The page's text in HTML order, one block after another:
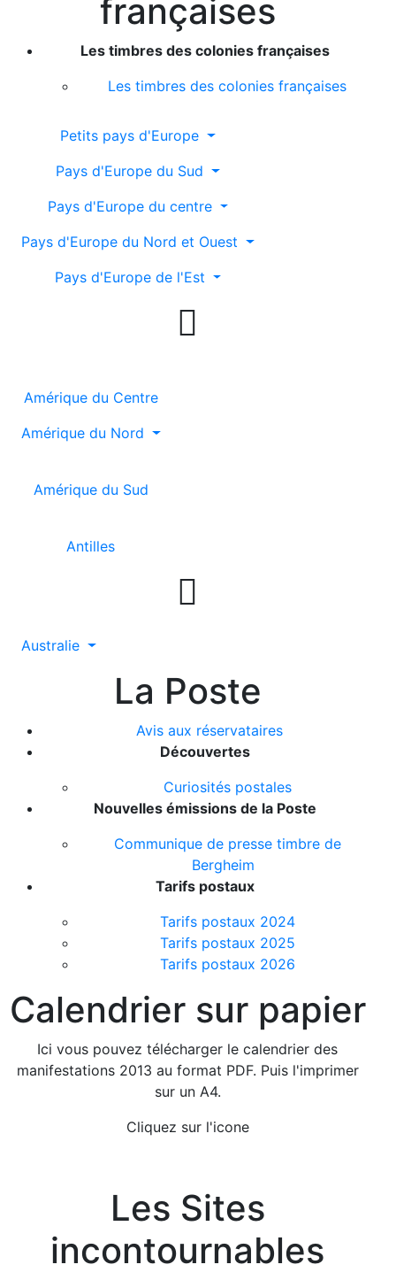
françaises
Les timbres des colonies françaises
Les timbres des colonies françaises
Petits pays d'Europe
Pays d'Europe du Sud
Pays d'Europe du centre
Pays d'Europe du Nord et Ouest
Pays d'Europe de l'Est

Amérique du Centre
Amérique du Nord
Amérique du Sud
Antilles

Australie
La Poste
Avis aux réservataires
Découvertes
Curiosités postales
Nouvelles émissions de la Poste
Communique de presse timbre de
Bergheim
Tarifs postaux
Tarifs postaux 2024
Tarifs postaux 2025
Tarifs postaux 2026
Calendrier sur papier
Ici vous pouvez télécharger le calendrier des
manifestations 2013 au format PDF. Puis l'imprimer
sur un A4.
Cliquez sur l'icone
Les Sites
incontournables